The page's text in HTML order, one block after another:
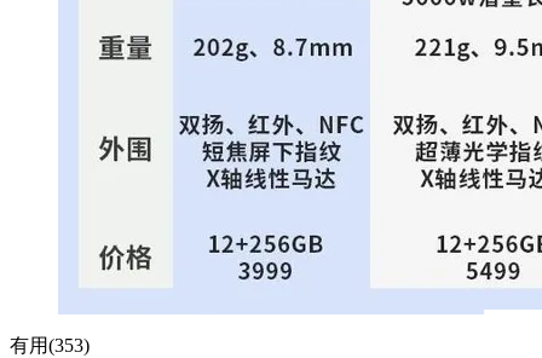
有用(353)